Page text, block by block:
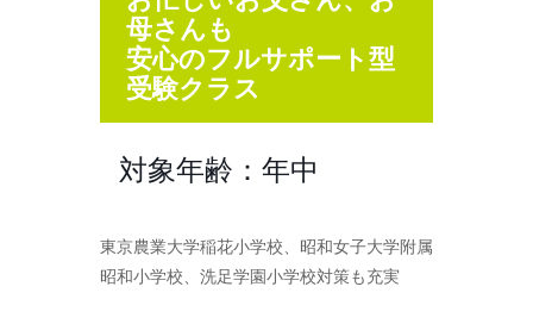
母さんも
安心のフルサポート型
受験クラス
対象年齢：年中
東京農業大学稲花小学校、昭和女子大学附属
昭和小学校、洗足学園小学校対策も充実